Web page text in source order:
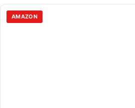
AMAZON